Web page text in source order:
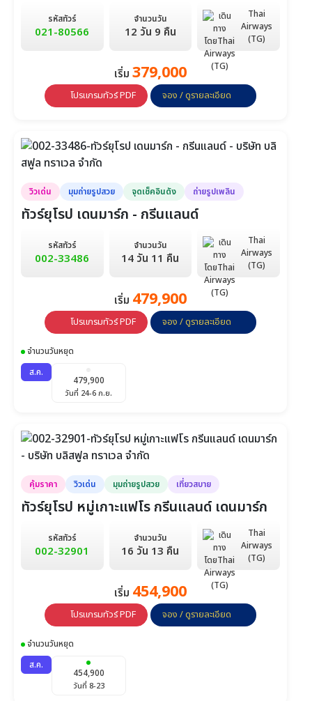
รหัสทัวร์
021-80566
จำนวนวัน
12 วัน 9 คืน
Thai
Airways
(TG)
เริ่ม 379,000
โปรแกรมทัวร์ PDF จอง / ดูรายละเอียด
วิวเด่น มุมถ่ายรูปสวย จุดเช็คอินดัง ถ่ายรูปเพลิน
ทัวร์ยุโรป เดนมาร์ก - กรีนแลนด์
รหัสทัวร์
002-33486
จำนวนวัน
14 วัน 11 คืน
Thai
Airways
(TG)
เริ่ม 479,900
โปรแกรมทัวร์ PDF จอง / ดูรายละเอียด
จำนวนวันหยุด
ส.ค.
479,900
วันที่ 24-6 ก.ย.
คุ้มราคา วิวเด่น มุมถ่ายรูปสวย เที่ยวสบาย
ทัวร์ยุโรป หมู่เกาะแฟโร กรีนแลนด์ เดนมาร์ก
รหัสทัวร์
002-32901
จำนวนวัน
16 วัน 13 คืน
Thai
Airways
(TG)
เริ่ม 454,900
โปรแกรมทัวร์ PDF จอง / ดูรายละเอียด
จำนวนวันหยุด
ส.ค.
454,900
วันที่ 8-23